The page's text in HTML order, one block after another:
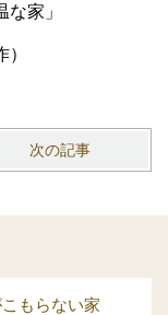
家」
次の記事
もらない家